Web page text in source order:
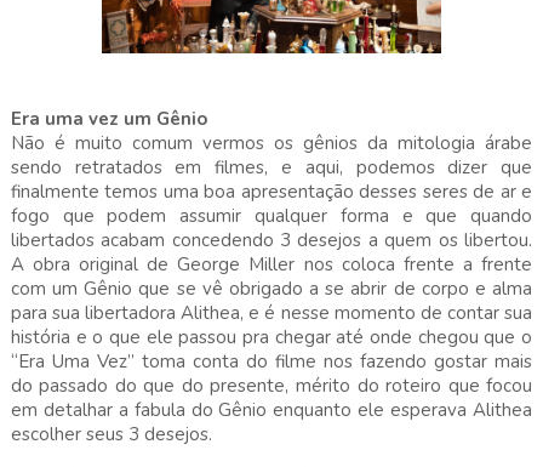
Era uma vez um Gênio
Não é muito comum vermos os gênios da mitologia árabe
sendo retratados em filmes, e aqui, podemos dizer que
finalmente temos uma boa apresentação desses seres de ar e
fogo que podem assumir qualquer forma e que quando
libertados acabam concedendo 3 desejos a quem os libertou.
A obra original de George Miller nos coloca frente a frente
com um Gênio que se vê obrigado a se abrir de corpo e alma
para sua libertadora Alithea, e é nesse momento de contar sua
história e o que ele passou pra chegar até onde chegou que o
“Era Uma Vez” toma conta do filme nos fazendo gostar mais
do passado do que do presente, mérito do roteiro que focou
em detalhar a fabula do Gênio enquanto ele esperava Alithea
escolher seus 3 desejos.